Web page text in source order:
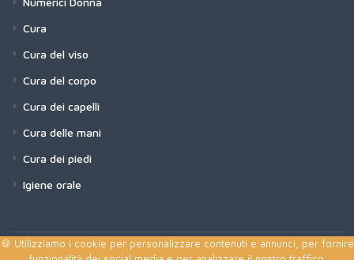
Cura
Cura del viso
Cura del corpo
Cura dei capelli
Cura delle mani
Cura dei piedi
Igiene orale
🍪 Utilizziamo i cookie per personalizzare contenuti e annunci, per fornire